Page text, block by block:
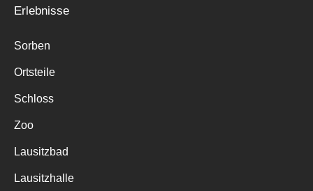
Erlebnisse
Sorben
Ortsteile
Schloss
Zoo
Lausitzbad
Lausitzhalle